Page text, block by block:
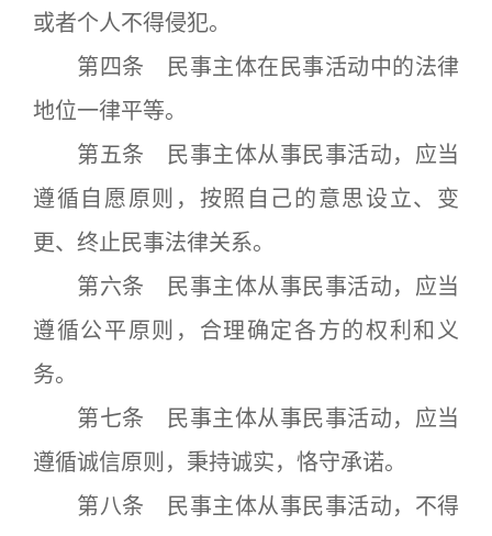
或者个人不得侵犯。
第四条 民事主体在民事活动中的法律
地位一律平等。
第五条 民事主体从事民事活动，应当
遵循自愿原则，按照自己的意思设立、变
更、终止民事法律关系。
第六条 民事主体从事民事活动，应当
遵循公平原则，合理确定各方的权利和义
务。
第七条 民事主体从事民事活动，应当
遵循诚信原则，秉持诚实，恪守承诺。
第八条 民事主体从事民事活动，不得